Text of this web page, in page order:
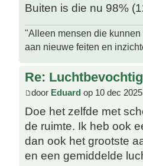
Buiten is die nu 98%
"Alleen mensen die
aan nieuwe feiten en
Re:
door Eduard op 10 dec
Doe het zelfde met
de ruimte. Ik heb ook
dan ook het grootste
en een gemiddelde